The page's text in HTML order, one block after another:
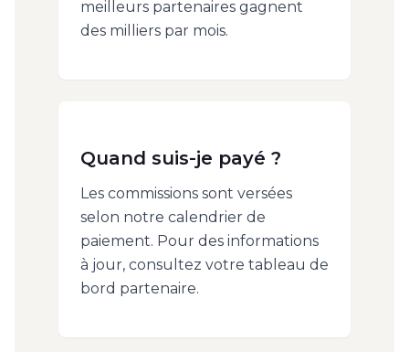
meilleurs partenaires gagnent
des milliers par mois.
Quand suis-je payé ?
Les commissions sont versées
selon notre calendrier de
paiement. Pour des informations
à jour, consultez votre tableau de
bord partenaire.